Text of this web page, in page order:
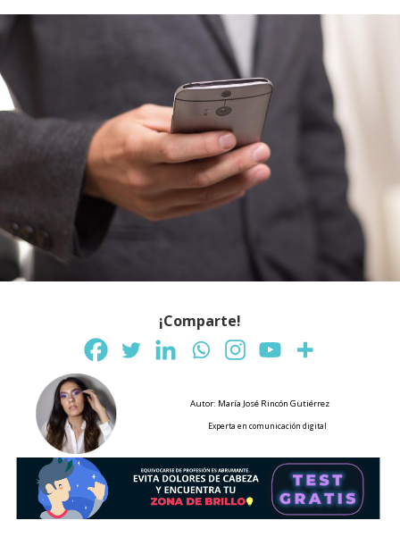
¡Comparte!
Autor: María José Rincón Gutiérrez
Experta en comunicación digital